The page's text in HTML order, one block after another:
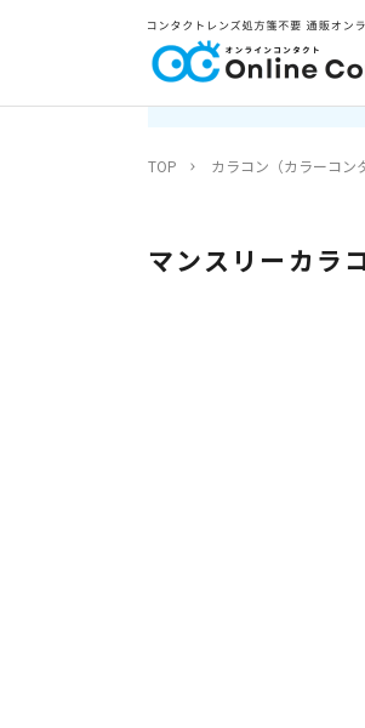
TOP カラコン（カラーコン
マンスリーカラ